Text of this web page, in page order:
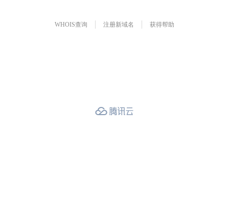
WHOIS查询 注册新域名 获得帮助